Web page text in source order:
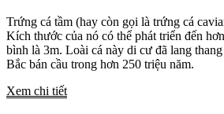
Trứng cá tầm (hay còn gọi là trứng cá
Kích thước của nó có thể phát triển đến
bình là 3m. Loài cá này di cư đã lang
Bắc bán cầu trong hơn 250 triệu năm.
Xem chi tiết